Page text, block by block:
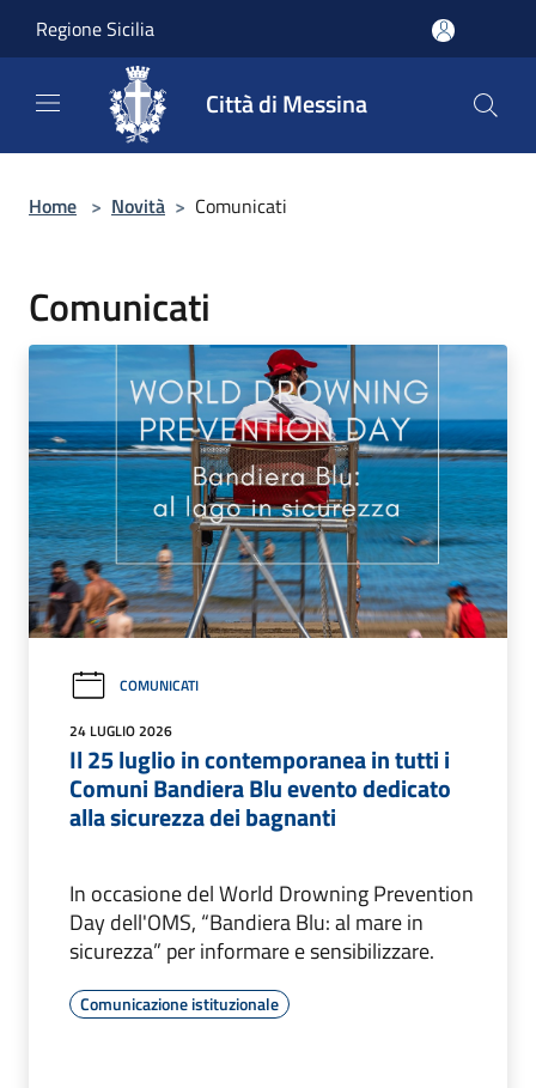
Regione Sicilia
Città di Messina
Home > Novità > Comunicati
Comunicati
COMUNICATI
24 LUGLIO 2026
Il 25 luglio in contemporanea in tutti i
Comuni Bandiera Blu evento dedicato
alla sicurezza dei bagnanti
In occasione del World Drowning Prevention
Day dell'OMS, “Bandiera Blu: al mare in
sicurezza” per informare e sensibilizzare.
Comunicazione istituzionale